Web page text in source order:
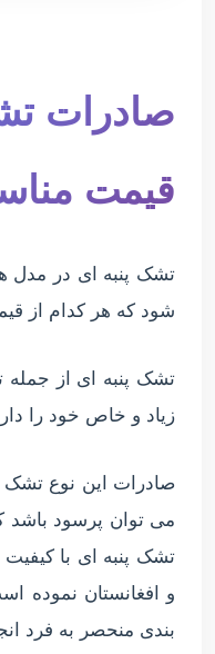
صادرات
قیمت
تشک پنبه ای در مدل
شود که هر کدام از
تشک پنبه ای از
زیاد و خاص خود را
صادرات این نوع تشک
می توان پرسود باشد
تشک پنبه ای با
و افغانستان نموده
بندی منحصر به فرد